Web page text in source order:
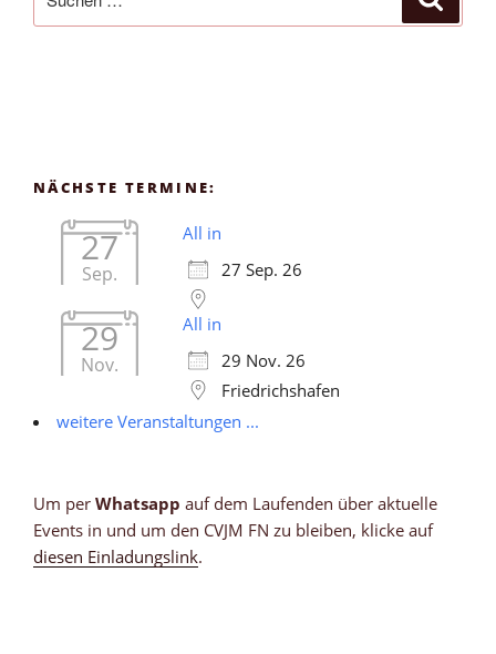
nach:
NÄCHSTE TERMINE:
27
Sep.
All in
27 Sep. 26
29
Nov.
All in
29 Nov. 26
Friedrichshafen
weitere Veranstaltungen ...
Um per Whatsapp auf dem Laufenden über aktuelle
Events in und um den CVJM FN zu bleiben, klicke auf
diesen Einladungslink.